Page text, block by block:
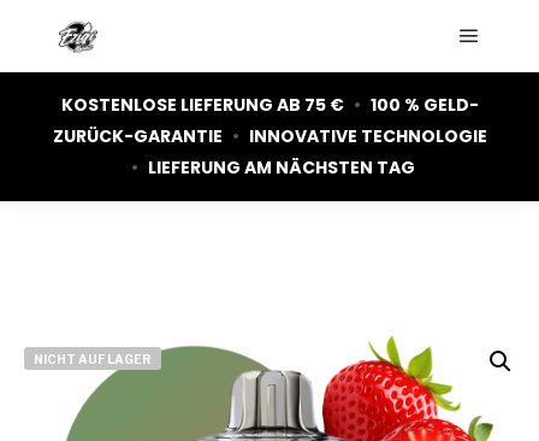
KOSTENLOSE LIEFERUNG AB 75 € • 100 % GELD-
ZURÜCK-GARANTIE • INNOVATIVE TECHNOLOGIE
• LIEFERUNG AM NÄCHSTEN TAG
NICHT AUF LAGER